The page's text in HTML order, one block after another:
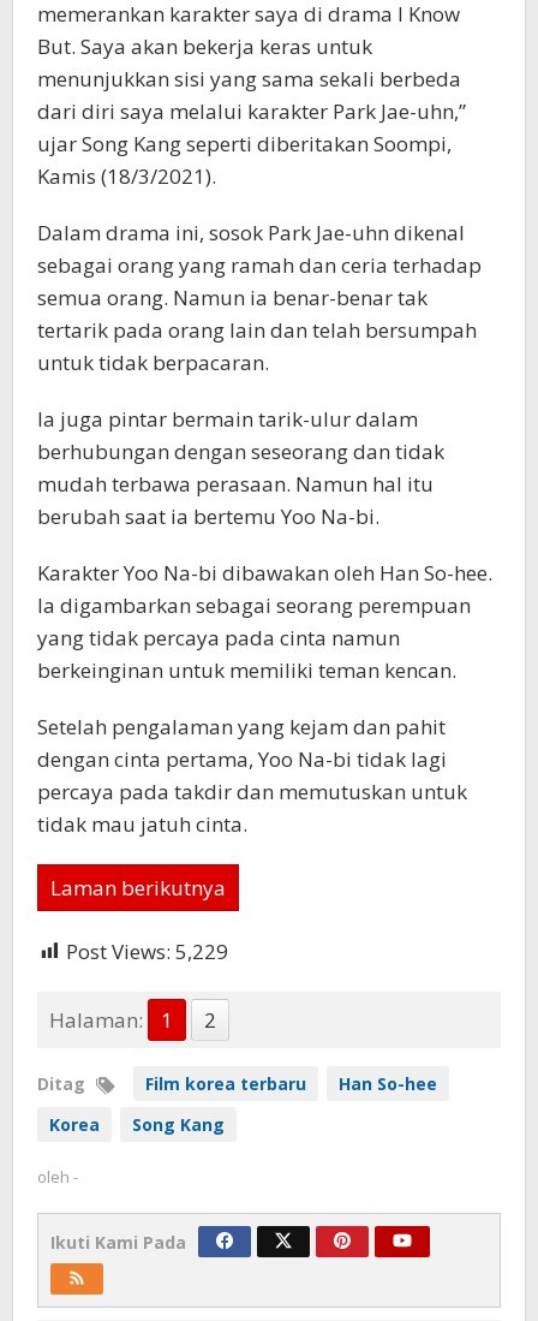
memerankan karakter saya di drama I Know
But. Saya akan bekerja keras untuk
menunjukkan sisi yang sama sekali berbeda
dari diri saya melalui karakter Park Jae-uhn,”
ujar Song Kang seperti diberitakan Soompi,
Kamis (18/3/2021).
Dalam drama ini, sosok Park Jae-uhn dikenal
sebagai orang yang ramah dan ceria terhadap
semua orang. Namun ia benar-benar tak
tertarik pada orang lain dan telah bersumpah
untuk tidak berpacaran.
Ia juga pintar bermain tarik-ulur dalam
berhubungan dengan seseorang dan tidak
mudah terbawa perasaan. Namun hal itu
berubah saat ia bertemu Yoo Na-bi.
Karakter Yoo Na-bi dibawakan oleh Han So-hee.
Ia digambarkan sebagai seorang perempuan
yang tidak percaya pada cinta namun
berkeinginan untuk memiliki teman kencan.
Setelah pengalaman yang kejam dan pahit
dengan cinta pertama, Yoo Na-bi tidak lagi
percaya pada takdir dan memutuskan untuk
tidak mau jatuh cinta.
Laman berikutnya
Post Views: 5,229
Halaman: 1 2
Ditag Film korea terbaru
Han So-hee
Korea
Song Kang
oleh -
Ikuti Kami Pada